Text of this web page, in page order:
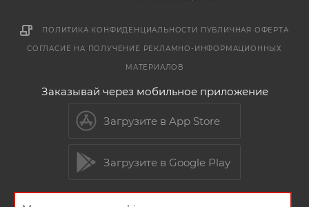
ПОЛИТИКА КОНФИДЕНЦИАЛЬНОСТИ ПУБЛИЧНАЯ ОФЕРТА
СОГЛАСИЕ НА ПОЛУЧЕНИЕ РЕКЛАМНО-ИНФОРМАЦИОННЫХ
МАТЕРИАЛОВ
Заказывай через мобильное приложение
Загрузите в App Store
Загрузите в Google Play